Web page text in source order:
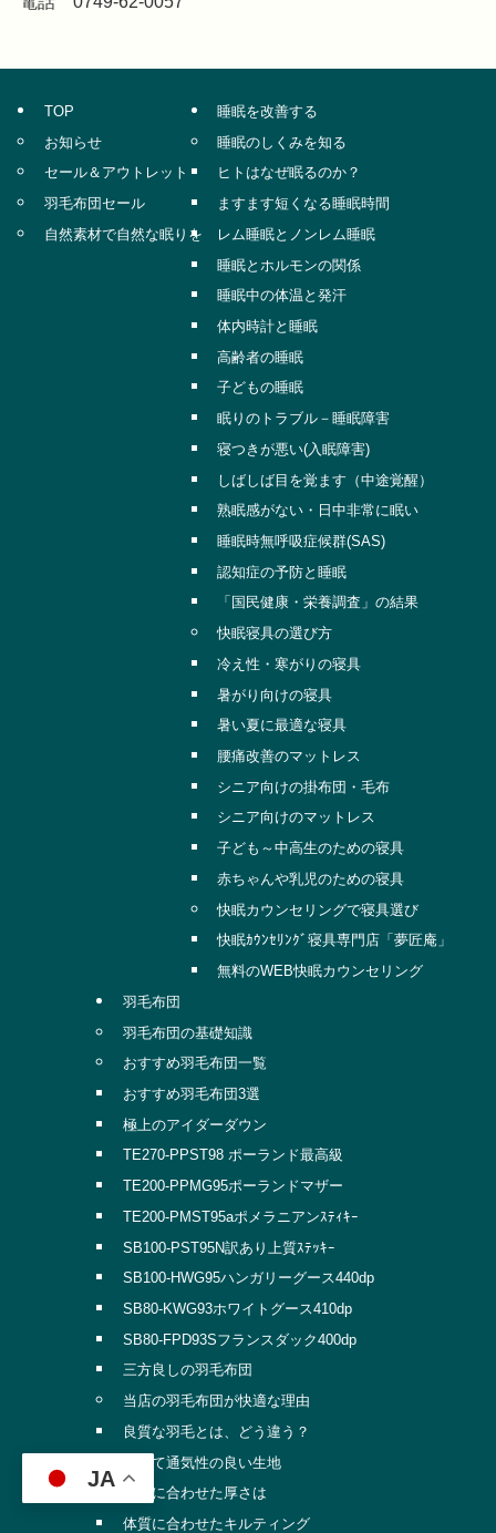
TOP
お知らせ
セール＆アウトレット
羽毛布団セール
自然素材で自然な眠りを
睡眠を改善する
睡眠のしくみを知る
ヒトはなぜ眠るのか？
ますます短くなる睡眠時間
レム睡眠とノンレム睡眠
睡眠とホルモンの関係
睡眠中の体温と発汗
体内時計と睡眠
高齢者の睡眠
子どもの睡眠
眠りのトラブル－睡眠障害
寝つきが悪い(入眠障害)
しばしば目を覚ます（中途覚醒）
熟眠感がない・日中非常に眠い
睡眠時無呼吸症候群(SAS)
認知症の予防と睡眠
「国民健康・栄養調査」の結果
快眠寝具の選び方
冷え性・寒がりの寝具
暑がり向けの寝具
暑い夏に最適な寝具
腰痛改善のマットレス
シニア向けの掛布団・毛布
シニア向けのマットレス
子ども～中高生のための寝具
赤ちゃんや乳児のための寝具
快眠カウンセリングで寝具選び
快眠ｶｳﾝｾﾘﾝｸﾞ寝具専門店「夢匠庵」
無料のWEB快眠カウンセリング
羽毛布団
羽毛布団の基礎知識
おすすめ羽毛布団一覧
おすすめ羽毛布団3選
極上のアイダーダウン
TE270-PPST98 ポーランド最高級
TE200-PPMG95ポーランドマザー
TE200-PMST95aポメラニアンｽﾃｨｷｰ
SB100-PST95N訳あり上質ｽﾃｯｷｰ
SB100-HWG95ハンガリーグース440dp
SB80-KWG93ホワイトグース410dp
SB80-FPD93Sフランスダック400dp
三方良しの羽毛布団
当店の羽毛布団が快適な理由
良質な羽毛とは、どう違う？
軽くて通気性の良い生地
体質に合わせた厚さは
体質に合わせたキルティング
JA